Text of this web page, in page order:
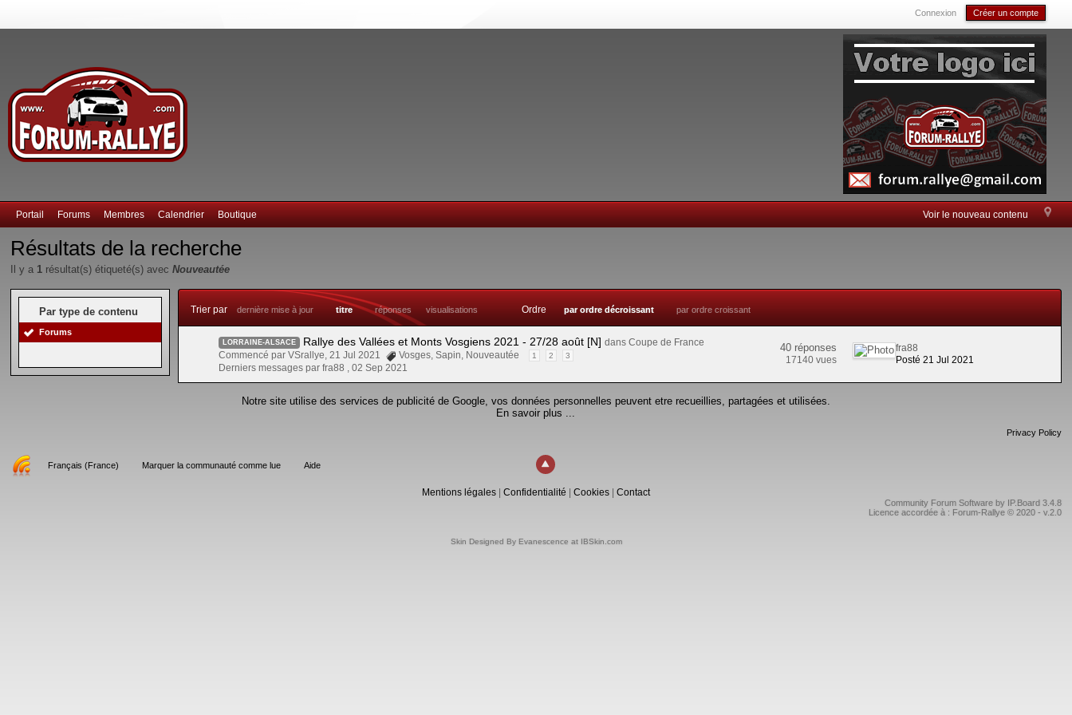
Connexion Créer un compte
Voir le nouveau contenu
Portail Forums Membres Calendrier Boutique
Résultats de la recherche
Il y a 1 résultat(s) étiqueté(s) avecNouveautée
Par type de contenu
Forums
Trier par dernière mise à jour titre réponses visualisations Ordre par ordre décroissant par ordre croissant
LORRAINE-ALSACE Rallye des Vallées et Monts Vosgiens 2021 - 27/28 août [N] dans Coupe de France
Commencé par VSrallye, 21 Jul 2021
Vosges,Sapin, Nouveautée 1 2 3
Derniers messages par fra88 ,02 Sep 2021
40 réponses
17140 vues
fra88
Posté 21 Jul 2021
Notre site utilise des services de publicité de Google, vos données personnelles peuvent etre recueillies, partagées et utilisées.
En savoir plus ...
Privacy Policy
Français (France) Marquer la communauté comme lue Aide
Mentions légales| Confidentialité Cookies| Contact
Community Forum Software by IP.Board 3.4.8
Licence accordée à : Forum-Rallye © 2020 - v.2.0
Skin Designed By Evanescence at IBSkin.com